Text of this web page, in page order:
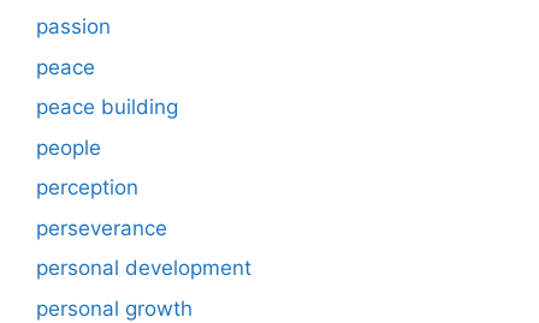
passion
peace
peace building
people
perception
perseverance
personal development
personal growth